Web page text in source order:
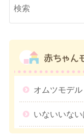
赤ちゃん
オムツモデル
いないいない